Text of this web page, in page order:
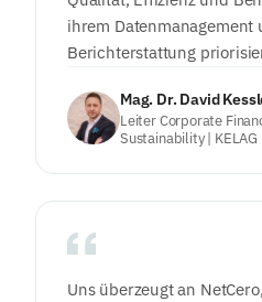
ihrem Datenmanagement
Berichterstattung
Mag. Dr. David
Leiter Corporate
Sustainability | KELAG
Uns überzeugt an